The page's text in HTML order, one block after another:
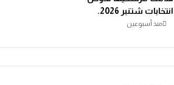
انتخابات شتنبر 2026.
منذ أسبوعين